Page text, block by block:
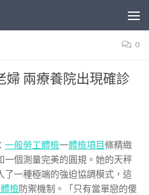
0
婦 兩療養院出現確診
一般勞工體檢一體檢項目條精緻
一個測量完美的圓規。她的天秤
了一種極端的強迫協調模式，這
檢防禦機制。「只有當單戀的傻